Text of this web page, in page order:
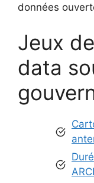
données
Jeux
data